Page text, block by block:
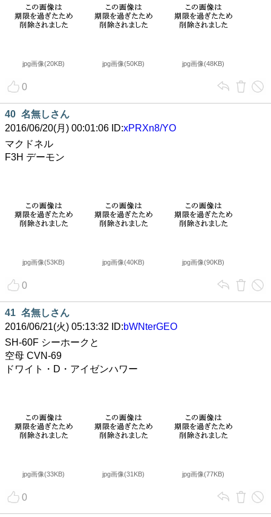
jpg画像(20KB) jpg画像(50KB) jpg画像(48KB)
0
40 名無しさん
2016/06/20(月) 00:01:06 ID:xPRXn8/YO
マクドネル
F3H デーモン
jpg画像(53KB) jpg画像(40KB) jpg画像(90KB)
0
41 名無しさん
2016/06/21(火) 05:13:32 ID:bWNterGEO
SH-60F シーホークと
空母 CVN-69
ドワイト・D・アイゼンハワー
jpg画像(33KB) jpg画像(31KB) jpg画像(77KB)
0